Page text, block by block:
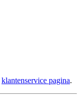
klantenservice pagina.